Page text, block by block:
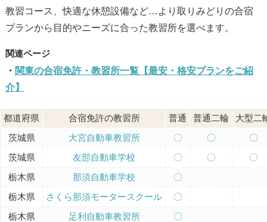
教習コース、快適な休憩設備など…より取りみどりの合宿
プランから目的やニーズに合った教習所を選べます。
関東の合宿免許・教習所一覧【最安・格安プランをご紹
介】
都道府県 合宿免許の教習所 普通 普通二輪
大型二
茨城県
大宮自動車教習所 〇 〇
〇
茨城県
友部自動車学校 〇 〇
〇
栃木県
那須自動車学校
〇
栃木県
さくら那須モータースクール
〇
栃木県
足利自動車教習所
〇